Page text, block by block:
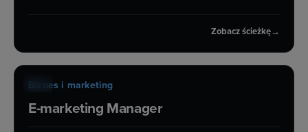
Zobacz ścieżkę→
88 h
Biznes i marketing
E-marketing Manager